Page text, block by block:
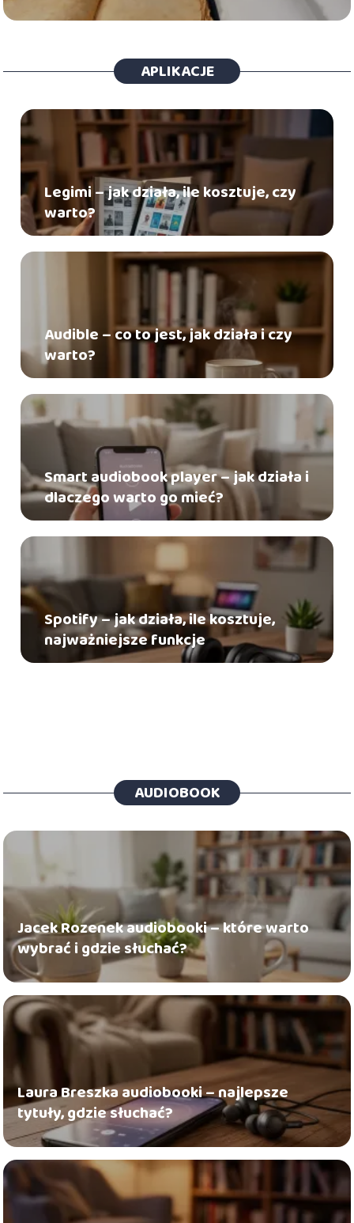
APLIKACJE
Legimi – jak działa, ile kosztuje, czy
warto?
Audible – co to jest, jak działa i czy
warto?
Smart audiobook player – jak działa i
dlaczego warto go mieć?
Spotify – jak działa, ile kosztuje,
najważniejsze funkcje
AUDIOBOOK
Jacek Rozenek audiobooki – które warto
wybrać i gdzie słuchać?
Laura Breszka audiobooki – najlepsze
tytuły, gdzie słuchać?